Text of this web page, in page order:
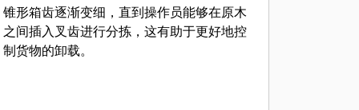
锥形箱齿逐渐变细，直到操作员能够在原木
之间插入叉齿进行分拣，这有助于更好地控
制货物的卸载。